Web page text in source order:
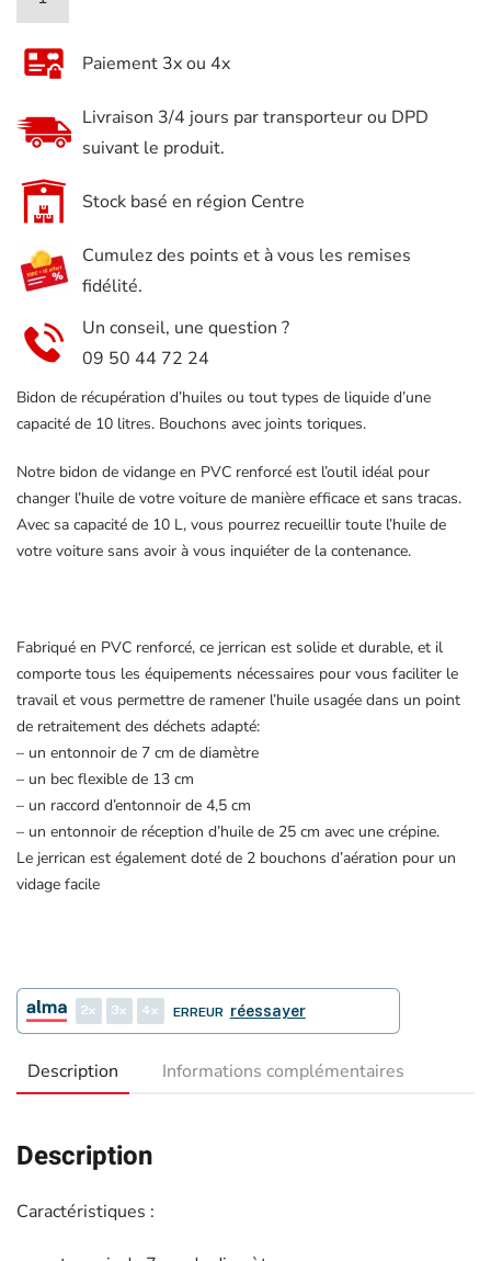
de
Bidon
récupérateur
10
Paiement 3x ou 4x
Livraison 3/4 jours par transporteur ou DPD
suivant le produit.
Stock basé en région Centre
Cumulez des points et à vous les remises
fidélité.
Un conseil, une question ?
09 50 44 72 24
Bidon de récupération d’huiles ou tout types de liquide d’une
capacité de 10 litres. Bouchons avec joints toriques.
Notre bidon de vidange en PVC renforcé est l’outil idéal pour
changer l’huile de votre voiture de manière efficace et sans tracas.
Avec sa capacité de 10 L, vous pourrez recueillir toute l’huile de
votre voiture sans avoir à vous inquiéter de la contenance.
Fabriqué en PVC renforcé, ce jerrican est solide et durable, et il
comporte tous les équipements nécessaires pour vous faciliter le
travail et vous permettre de ramener l’huile usagée dans un point
de retraitement des déchets adapté:
– un entonnoir de 7 cm de diamètre
– un bec flexible de 13 cm
– un raccord d’entonnoir de 4,5 cm
– un entonnoir de réception d’huile de 25 cm avec une crépine.
Le jerrican est également doté de 2 bouchons d’aération pour un
vidage facile
2 3 4 ERREUR réessayer
Description Informations complémentaires
Description
Caractéristiques :